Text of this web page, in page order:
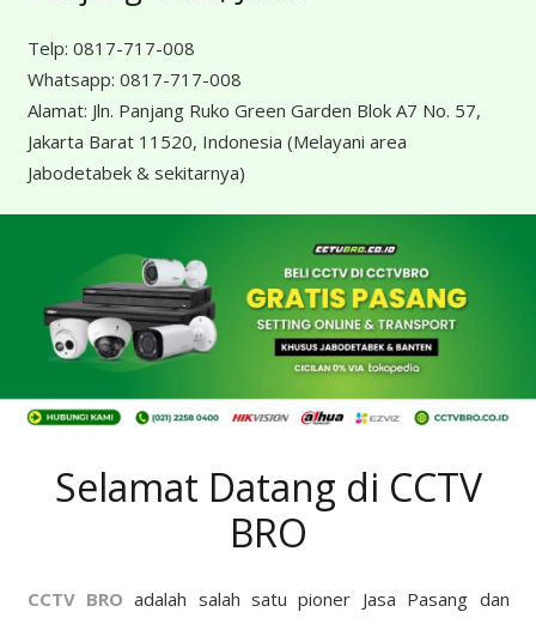
Telp: 0817-717-008
Whatsapp: 0817-717-008
Alamat: Jln. Panjang Ruko Green Garden Blok A7 No. 57,
Jakarta Barat 11520, Indonesia (Melayani area
Jabodetabek & sekitarnya)
Selamat Datang di CCTV
BRO
CCTV BRO adalah salah satu pioner Jasa Pasang dan